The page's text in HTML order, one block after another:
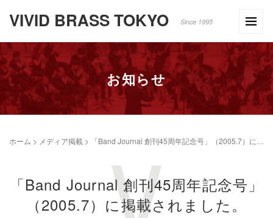
VIVID BRASS TOKYO Since 1995
お知らせ
ホーム > メディア掲載 > 「Band Journal 創刊45周年記念号」（2005.7）に掲載されました。
「Band Journal 創刊45周年記念号」
（2005.7）に掲載されました。